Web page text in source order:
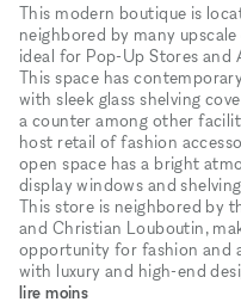
This modern boutique is
neighbored by many
ideal for Pop-Up Stores and
This space has
with sleek glass shelving
a counter among other
host retail of fashion
open space has a bright
display windows and
This store is neighbored by
and Christian Louboutin,
opportunity for fashion and
with luxury and high-end
lire moins